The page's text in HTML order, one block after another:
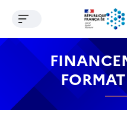
Contenu Recherche
Ouvrir le menu de